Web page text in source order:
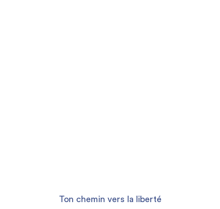
Ton chemin vers la liberté